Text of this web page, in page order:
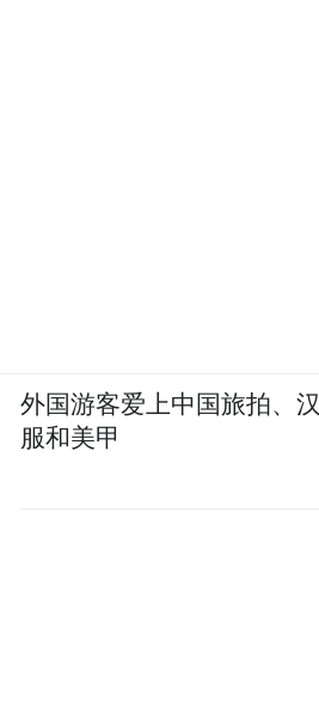
外国游客爱上中国旅拍、汉
服和美甲